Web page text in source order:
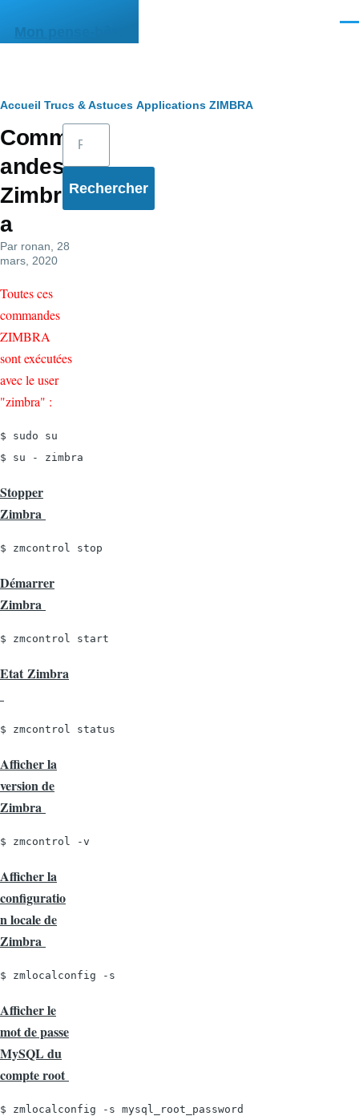
Mon pense-bête
Fil
d'Ariane
Accueil Trucs & Astuces Applications ZIMBRA
Comm
andes
Zimbr
a
Par ronan , 28
mars, 2020
Toutes ces
commandes
ZIMBRA
sont exécutées
avec le user
"zimbra" :
$ sudo su
$ su - zimbra
Stopper
Zimbra
$ zmcontrol stop
Démarrer
Zimbra
$ zmcontrol start
Etat Zimbra
$ zmcontrol status
Afficher la
version de
Zimbra
$ zmcontrol -v
Afficher la
configuratio
n locale de
Zimbra
$ zmlocalconfig -s
Afficher le
mot de passe
MySQL du
compte root
$ zmlocalconfig -s mysql_root_password
Rechercher